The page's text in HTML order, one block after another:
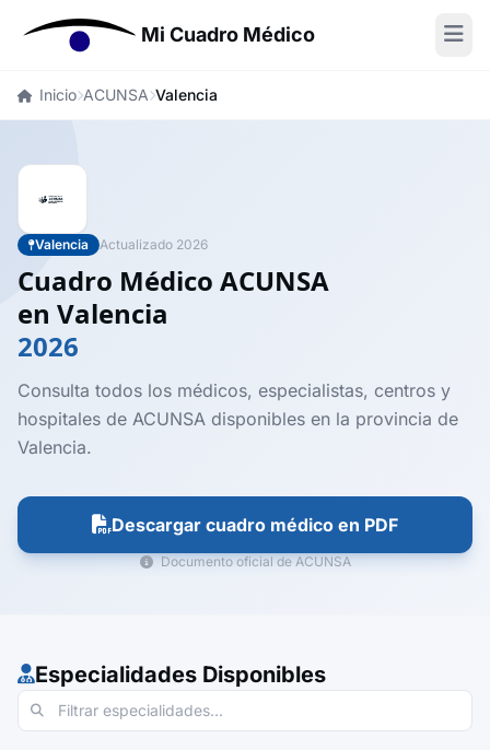
Mi Cuadro Médico
Inicio ACUNSA Valencia
Valencia Actualizado 2026
Cuadro Médico ACUNSA
en Valencia
2026
Consulta todos los médicos, especialistas, centros y
hospitales de ACUNSA disponibles en la provincia de
Valencia.
Descargar cuadro médico en PDF
Documento oficial de ACUNSA
Especialidades Disponibles